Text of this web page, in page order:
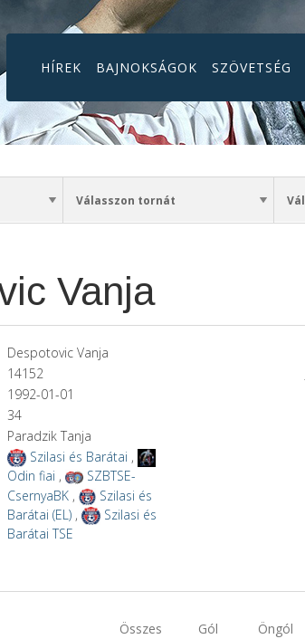
HÍREK BAJNOKSÁGOK SZÖVETSÉG
Vanja
Despotovic Vanja
14152
1992-01-01
34
Paradzik Tanja
Szilasi és Barátai ,
Odin fiai ,
SZBTSE-
CsernyaBK ,
Szilasi és
Barátai (EL) ,
Szilasi és
Barátai TSE
Összes Gól Öngól